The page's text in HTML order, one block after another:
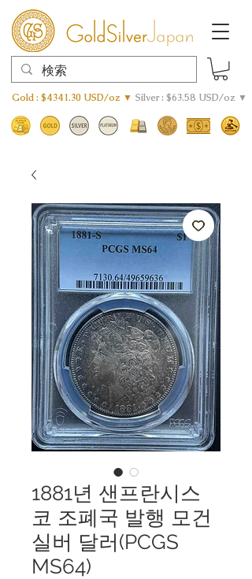
Gold : $4341.30 USD/oz ▼ Silver : $63.58 USD/oz ▼
1881년 샌프란시스
코 조폐국 발행 모건
실버 달러(PCGS
MS64)